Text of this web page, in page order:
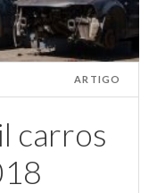
ARTIGO
carros